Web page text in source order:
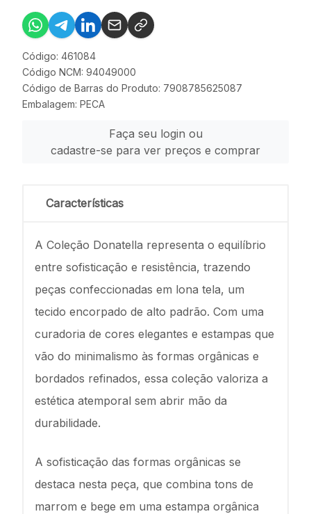
Código: 461084
Código NCM: 94049000
Código de Barras do Produto: 7908785625087
Embalagem: PECA
Faça seu login ou
cadastre-se para ver preços e comprar
Características
A Coleção Donatella representa o equilíbrio
entre sofisticação e resistência, trazendo
peças confeccionadas em lona tela, um
tecido encorpado de alto padrão. Com uma
curadoria de cores elegantes e estampas que
vão do minimalismo às formas orgânicas e
bordados refinados, essa coleção valoriza a
estética atemporal sem abrir mão da
durabilidade.
A sofisticação das formas orgânicas se
destaca nesta peça, que combina tons de
marrom e bege em uma estampa orgânica